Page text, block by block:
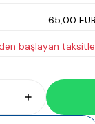
65,00
den başlayan